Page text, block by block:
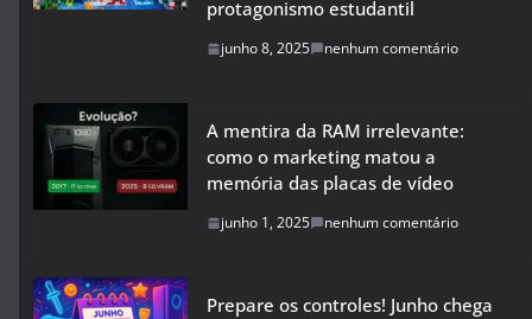
protagonismo estudantil
junho 8, 2025 nenhum comentário
A mentira da RAM irrelevante:
como o marketing matou a
memória das placas de vídeo
junho 1, 2025 nenhum comentário
Prepare os controles! Junho chega